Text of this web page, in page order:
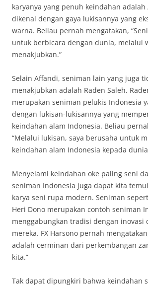
karyanya yang penuh keindahan
dikenal dengan gaya lukisannya yang
warna. Beliau pernah mengatakan,
untuk berbicara dengan dunia, melalui
menakjubkan.”
Selain Affandi, seniman lain yang juga
menakjubkan adalah Raden Saleh.
merupakan seniman pelukis Indonesia
dengan lukisan-lukisannya yang
keindahan alam Indonesia. Beliau
“Melalui lukisan, saya berusaha untuk
keindahan alam Indonesia kepada
Menyelami keindahan oke paling seni
seniman Indonesia juga dapat kita
karya seni rupa modern. Seniman
Heri Dono merupakan contoh seniman
menggabungkan tradisi dengan inovasi
mereka. FX Harsono pernah
adalah cerminan dari perkembangan
kita.”
Tak dapat dipungkiri bahwa keindahan